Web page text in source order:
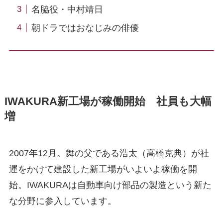
名脇役・中村靖日
朝ドラではおなじみの俳優
IWAKURA新工場が稼働開始 社員も大幅
増
2007年12月。舞の父である浩太（高橋克典）が社
運をかけて建設した新工場がいよいよ稼働を開
始。IWAKURAは自動車向け部品の製造という新た
な分野に参入しています。